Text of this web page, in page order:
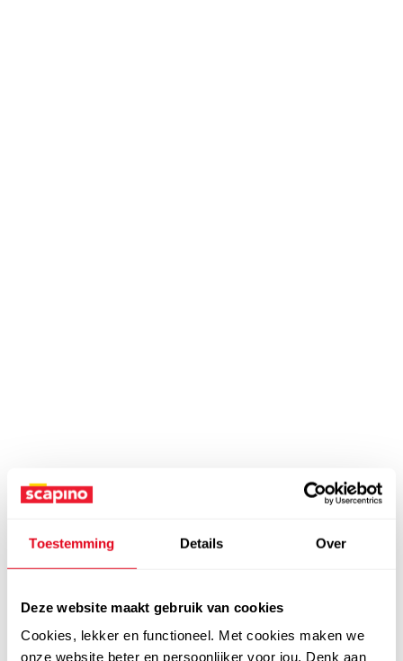
Toestemming Details Over
Deze website maakt gebruik van cookies
Cookies, lekker en functioneel. Met cookies maken we
onze website beter en persoonlijker voor jou. Denk aan